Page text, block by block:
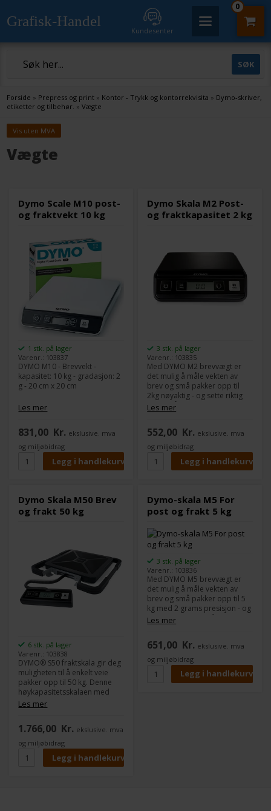
Grafisk-Handel
Kundesenter
0
Forside » Prepress og print » Kontor - Trykk og kontorrekvisita » Dymo-skriver,
etiketter og tilbehør. »Vægte
Vis uten MVA
Vægte
Dymo Scale M10 post-
og fraktvekt 10 kg
1 stk. på lager
Varenr.: 103837
DYMO M10 - Brevvekt -
kapasitet: 10 kg - gradasjon: 2
g - 20 cm x 20 cm
Les mer
831,00 Kr. ekslusive. mva
og miljøbidrag
Dymo Skala M2 Post-
og fraktkapasitet 2 kg
3 stk. på lager
Varenr.: 103835
Med DYMO M2 brevvægt er
det mulig å måle vekten av
brev og små pakker opp til
2kg nøyaktig - og sette riktig
porto på. Aldri mer en regning
grunnet for lite porto. Hold-
pluss ekstra funksjoner, gir en
effektiv kombinasjon av
nøyaktig veiing med en
profesjonell betjent vekt.
Vekten vises nøyaktig og lett
Slår seg automatisk av når
vekten ikke er i bruk -
x 15cm veieplate. Drives av 3
stk. AAA-batterier (ikke
inkludert).
Les mer
552,00 Kr. ekslusive. mva
og miljøbidrag
Dymo Skala M50 Brev
og frakt 50 kg
6 stk. på lager
Varenr.: 103838
DYMO® S50 fraktskala gir deg
muligheten til å enkelt veie
pakker opp til 50 kg. Denne
høykapasitetsskalaen med
USB samsvarer med alle dine
fraktbehov og utfører alle
nøyaktig. Den fastlåste digitale
skjermen løser de mest
allsidige oppgavene.
Funksjoner og fordeler:
• Digital skjerm for enkel lesing
Les mer
1.766,00 Kr. ekslusive. mva
og miljøbidrag
Dymo-skala M5 For
post og frakt 5 kg
3 stk. på lager
Varenr.: 103836
Med DYMO M5 brevvægt er
det mulig å måle vekten av
brev og små pakker opp til 5
kg med 2 grams presisjon - og
sette riktig porto på. Aldri mer
en regning på grunn av for lite
nullstillingsfunksjonene, pluss
ekstra funksjoner, gir den
effektive kombinasjonen av
presis veiing med en
profesjonelt betjent vekt.
Les mer
651,00 Kr. ekslusive. mva
og miljøbidrag